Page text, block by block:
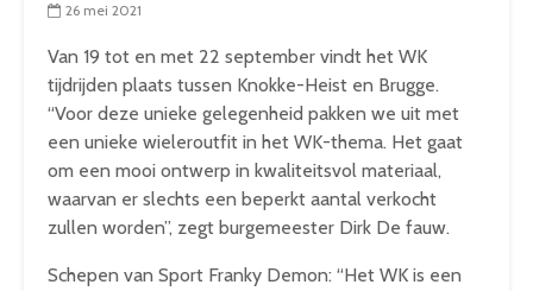
26 mei 2021
Van 19 tot en met 22 september vindt het WK
tijdrijden plaats tussen Knokke-Heist en Brugge.
“Voor deze unieke gelegenheid pakken we uit met
een unieke wieleroutfit in het WK-thema. Het gaat
om een mooi ontwerp in kwaliteitsvol materiaal,
waarvan er slechts een beperkt aantal verkocht
zullen worden”, zegt burgemeester Dirk De fauw.
Schepen van Sport Franky Demon: “Het WK is een